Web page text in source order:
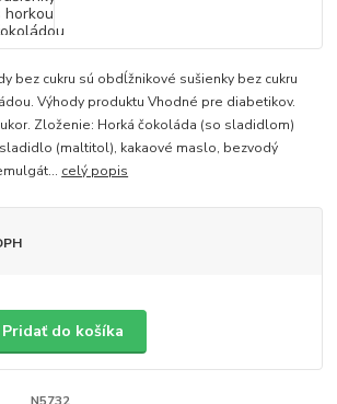
bez cukru sú obdĺžnikové sušienky bez cukru
Výhody produktu Vhodné pre diabetikov.
Zloženie: Horká čokoláda (so sladidlom)
(maltitol), kakaové maslo, bezvodý
celý popis
Pridať do košíka